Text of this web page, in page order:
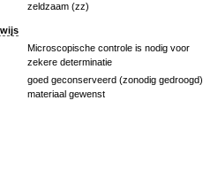
zeldzaam (zz)
Microscopische controle is nodig voor
zekere determinatie
goed geconserveerd (zonodig gedroogd)
materiaal gewenst